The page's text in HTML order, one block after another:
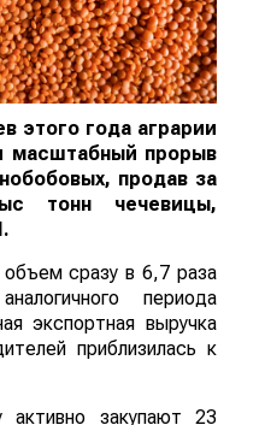
этого года аграрии
масштабный прорыв
продав за
тонн чечевицы,
.
сразу в 6,7 раза
периода
экспортная выручка
приблизилась к
активно закупают 23